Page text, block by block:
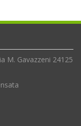
M. Gavazzeni 24125